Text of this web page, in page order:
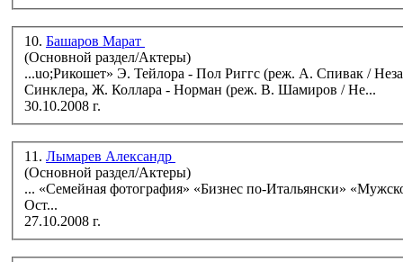
10. Башаров Марат
(Основной раздел/Актеры)
...uo;Рикошет» Э. Тейлора - Пол Риггс (реж. А. Спивак / Независимый
Синклера, Ж. Коллара - Норман (реж. В. Шамиров / Не...
30.10.2008 г.
11. Лымарев Александр
(Основной раздел/Актеры)
... «Семейная фотография» «Бизнес по-Итальянски» «Мужской стриптиз "Ladies Night"» «День палтуса» «Бешеные деньги» А.Н.
Ост...
27.10.2008 г.